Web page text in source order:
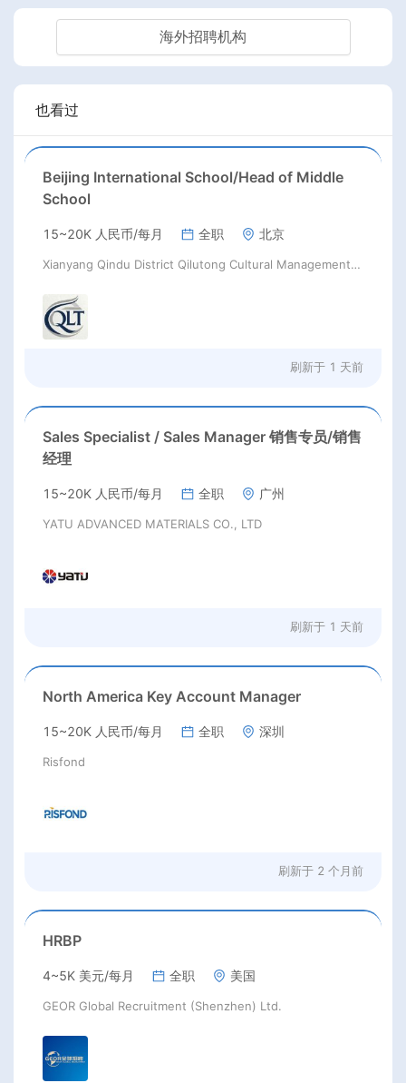
海外招聘机构
也看过
Beijing International School/Head of Middle
School
15~20K 人民币/每月 全职 北京
Xianyang Qindu District Qilutong Cultural Management Consulting Studio
刷新于 1 天前
Sales Specialist / Sales Manager 销售专员/销售
经理
15~20K 人民币/每月 全职 广州
YATU ADVANCED MATERIALS CO., LTD
刷新于 1 天前
North America Key Account Manager
15~20K 人民币/每月 全职 深圳
Risfond
刷新于 2 个月前
HRBP
4~5K 美元/每月 全职 美国
GEOR Global Recruitment (Shenzhen) Ltd.